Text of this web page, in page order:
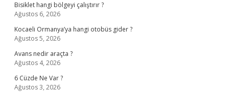
Bisiklet hangi bölgeyi çalıştırır ?
Ağustos 6, 2026
Kocaeli Ormanya’ya hangi otobüs gider ?
Ağustos 5, 2026
Avans nedir araçta ?
Ağustos 4, 2026
6 Cüzde Ne Var ?
Ağustos 3, 2026